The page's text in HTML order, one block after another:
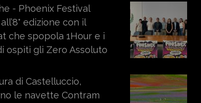
- Phoenix Festival
edizione con il
che spopola 1Hour e i
ospiti gli Zero Assoluto
di Castelluccio,
le navette Contram